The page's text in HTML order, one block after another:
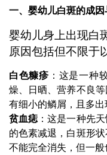
一、婴幼儿白斑的成因
婴幼儿身上出现白
原因包括但不限于
白色糠疹：这是一种
燥、日晒、营养不良
有细小的鳞屑，且多出
贫血痣：这是一种先
的色素减退，白斑形
不能完全消失，但一般